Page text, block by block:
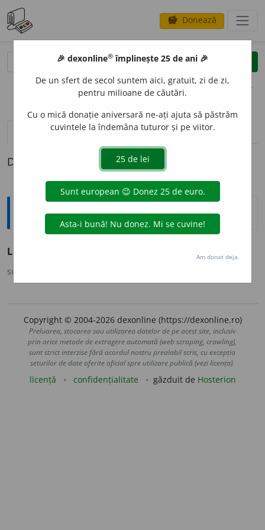
savings Donează
clear
opțiuni
definiții (1) pronunțievolume_up (2)
Definiția cu ID-ul 71292:
Antonime
Lapidar
sursa:
Copyright © 2004-2026 dexonline (https://dexonline.ro)
Preluarea, stocarea sau utilizarea datelor de pe acest site, inclusiv
prin orice metode de extragere automată (web scraping, crawling),
sunt strict interzise fără acordul nostru prealabil scris, cu excepția
seturilor de date oferite oficial spre utilizare publică (vezi licența).
licență confidențialitate găzduit de Hosterion
🎉 dexonline® împlinește 25 de ani 🎉
De un sfert de secol suntem aici, gratuit, zi de zi,
pentru milioane de căutări.
Cu o mică donație aniversară ne-ați ajuta să păstrăm
cuvintele la îndemâna tuturor și pe viitor.
Am donat deja.